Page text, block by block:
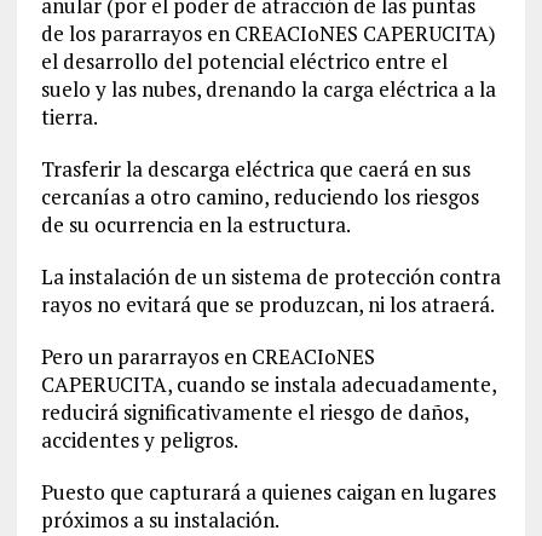
anular (por el poder de atracción de las puntas
de los pararrayos en CREACIoNES CAPERUCITA)
el desarrollo del potencial eléctrico entre el
suelo y las nubes, drenando la carga eléctrica a la
tierra.
Trasferir la descarga eléctrica que caerá en sus
cercanías a otro camino, reduciendo los riesgos
de su ocurrencia en la estructura.
La instalación de un sistema de protección contra
rayos no evitará que se produzcan, ni los atraerá.
Pero un pararrayos en CREACIoNES
CAPERUCITA, cuando se instala adecuadamente,
reducirá significativamente el riesgo de daños,
accidentes y peligros.
Puesto que capturará a quienes caigan en lugares
próximos a su instalación.